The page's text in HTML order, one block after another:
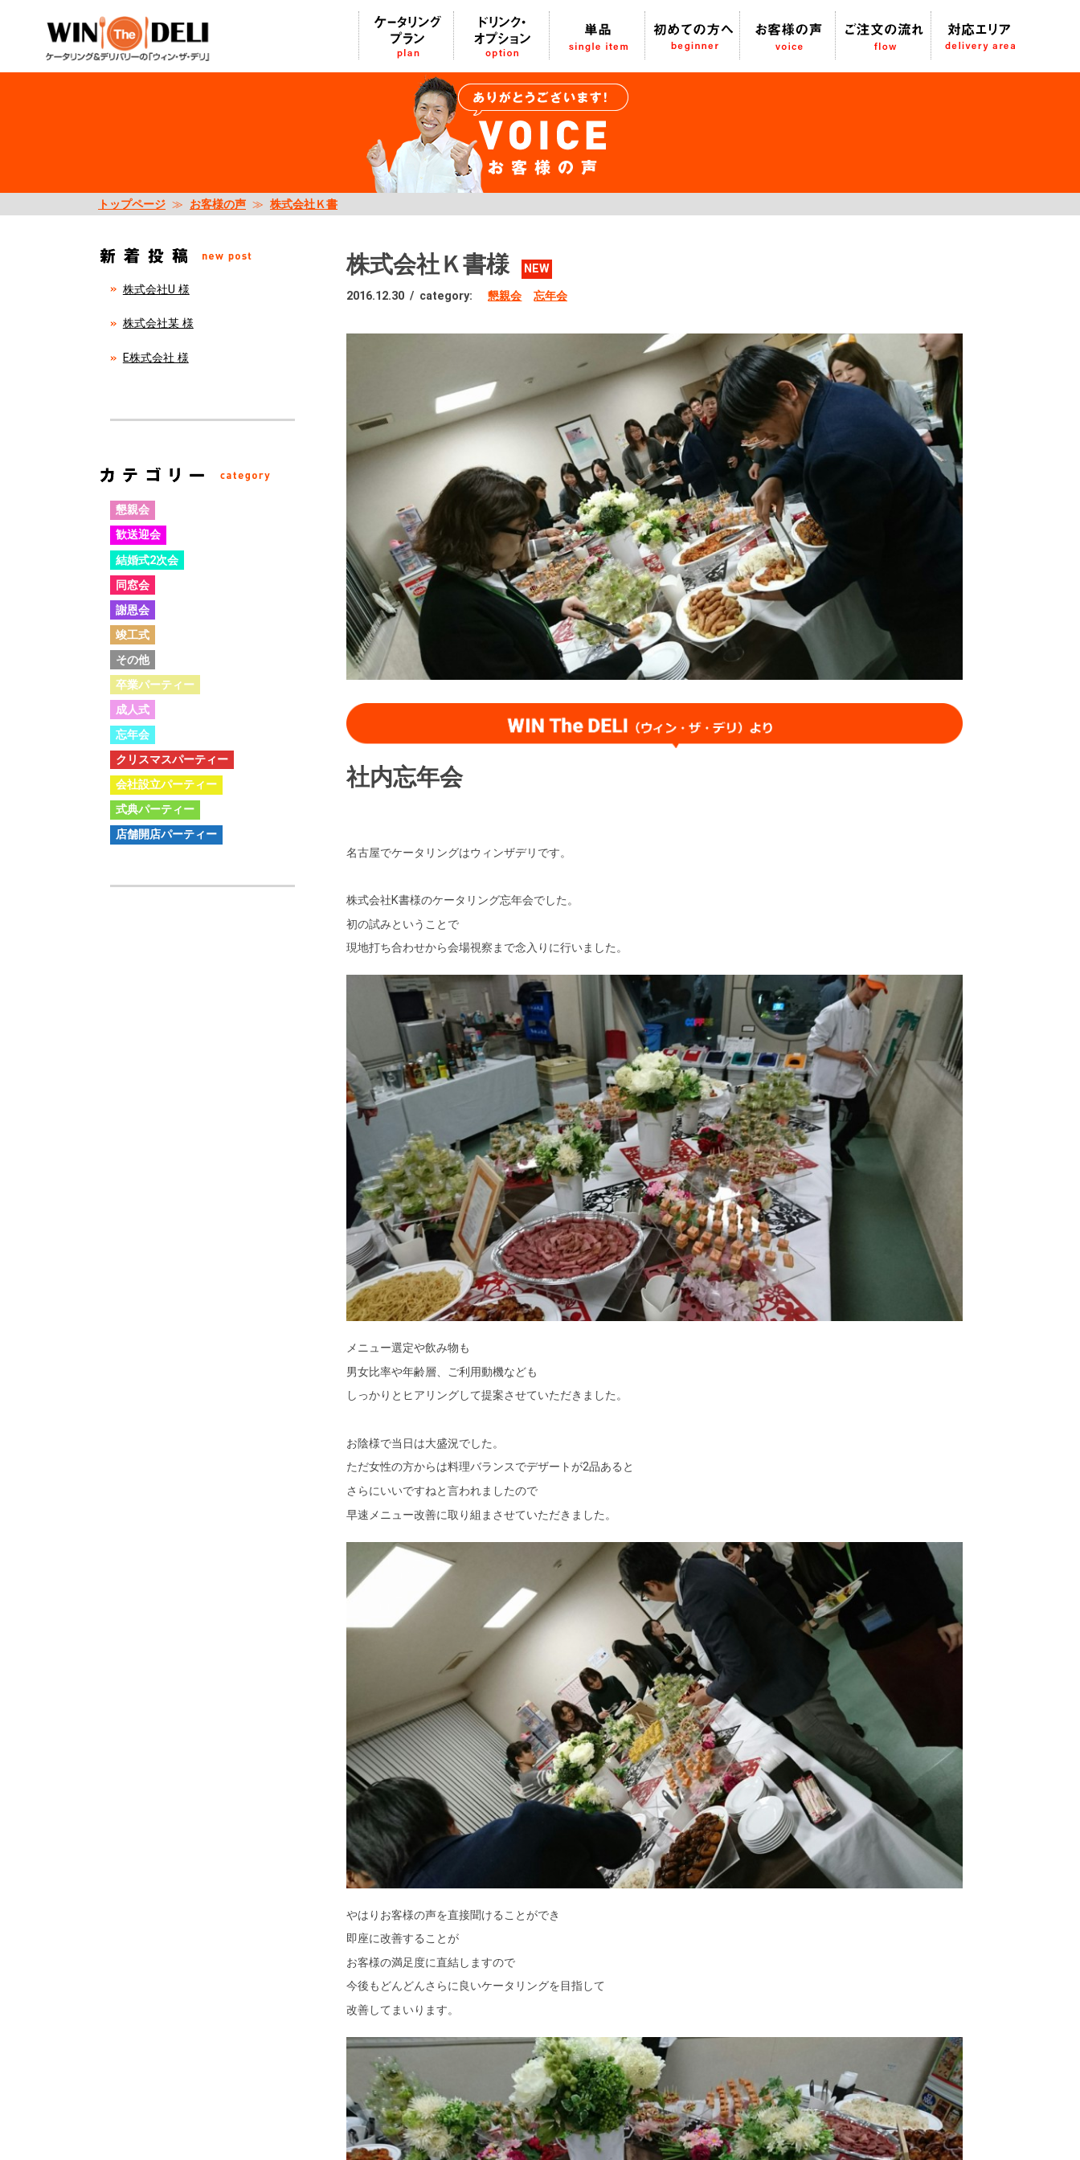
トップページ ≫ お客様の声 ≫ 株式会社Ｋ書
株式会社Ｋ書様 NEW
2016.12.30 / category: 懇親会 忘年会
社内忘年会
名古屋でケータリングはウィンザデリです。
株式会社K書様のケータリング忘年会でした。
初の試みということで
現地打ち合わせから会場視察まで念入りに行いました。
メニュー選定や飲み物も
男女比率や年齢層、ご利用動機なども
しっかりとヒアリングして提案させていただきました。
お陰様で当日は大盛況でした。
ただ女性の方からは料理バランスでデザートが2品あると
さらにいいですねと言われましたので
早速メニュー改善に取り組まさせていただきました。
やはりお客様の声を直接聞けることができ
即座に改善することが
お客様の満足度に直結しますので
今後もどんどんさらに良いケータリングを目指して
改善してまいります。
株式会社U 様
株式会社某 様
E株式会社 様
懇親会
歓送迎会
結婚式2次会
同窓会
謝恩会
竣工式
その他
卒業パーティー
成人式
忘年会
クリスマスパーティー
会社設立パーティー
式典パーティー
店舗開店パーティー